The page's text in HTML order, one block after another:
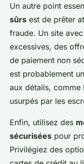
Un autre point
sûrs est de prêter
fraude. Un site
excessives, des
de paiement non
est probablement
aux détails,
usurpés par les
Enfin, utilisez des
sécurisées pour
Privilégiez des